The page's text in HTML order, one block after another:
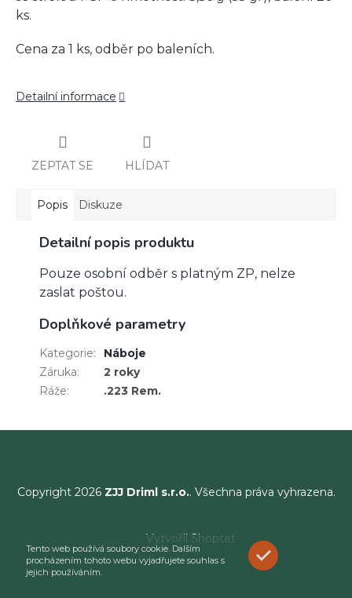
Tento web používá soubory cookie. Dalším
procházením tohoto webu vyjadřujete souhlas s
jejich používáním.
ROZUMÍM
ks.
Cena za 1 ks, odběr po baleních.
Detailní informace
ZEPTAT SE HLÍDAT
Popis Diskuze
Detailní popis produktu
Pouze osobní odběr s platným ZP, nelze
zaslat poštou.
Doplňkové parametry
Kategorie:
Náboje
Záruka:
2 roky
Ráže: .223 Rem.
Copyright 2026 ZJJ Driml s.r.o.. Všechna práva vyhrazena.
Vytvořil Shoptet